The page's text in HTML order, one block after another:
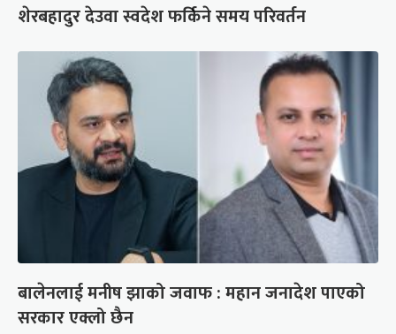
शेरबहादुर देउवा स्वदेश फर्किने समय परिवर्तन
बालेनलाई मनीष झाको जवाफ : महान जनादेश पाएको
सरकार एक्लो छैन